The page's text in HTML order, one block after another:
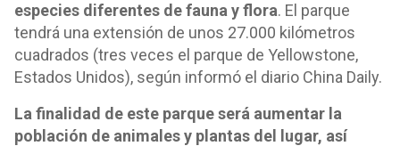
especies diferentes de fauna y flora. El parque
tendrá una extensión de unos 27.000 kilómetros
cuadrados (tres veces el parque de Yellowstone,
Estados Unidos), según informó el diario China Daily.
La finalidad de este parque será aumentar la
población de animales y plantas del lugar, así